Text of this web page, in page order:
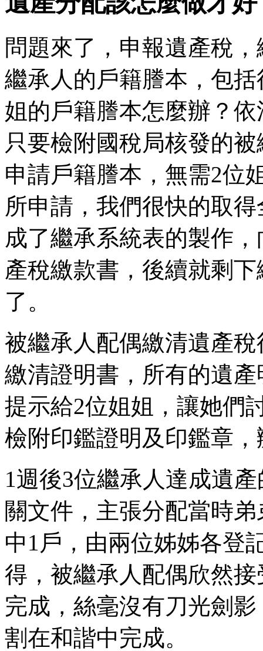
問題來了，申報遺產稅
繼承人的戶籍謄本，包
姐的戶籍謄本怎麼辦？
只要檢附國稅局核發的
申請戶籍謄本，無需2位
所申請，我們很快的取
成了繼承系統表的製作
產稅繳款書，後續就剩
了。
被繼承人配偶繳清遺產
繳清證明書，所有的遺
提示給2位姐姐，讓她們
檢附印鑑證明及印鑑章
1週後3位繼承人達成遺
關文件，主張分配當時
中1戶，由兩位姊姊各登
得，被繼承人配偶欣然
完成，絲毫沒有刀光劍
割在和諧中完成。